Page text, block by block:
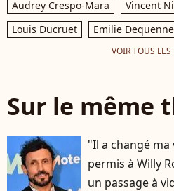
Audrey Crespo-Mara
Vincent
Louis Ducruet
Emilie Dequenne
VOIR TOUS LES
Sur le même
"Il a changé ma
permis à Willy
un passage à